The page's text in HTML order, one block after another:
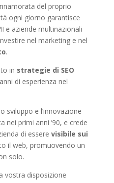
del proprio
ogni giorno garantisce
e aziende multinazionali
nel marketing e nel
.
in strategie di SEO
di esperienza nel
sviluppo e l’innovazione
nei primi anni ’90, e crede
di essere visibile sui
il web, promuovendo un
solo.
vostra disposizione